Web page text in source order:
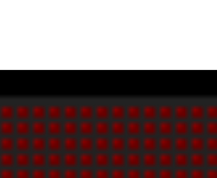
No 6 Tahun
Baru Kepala
Cara Cetak Kartu